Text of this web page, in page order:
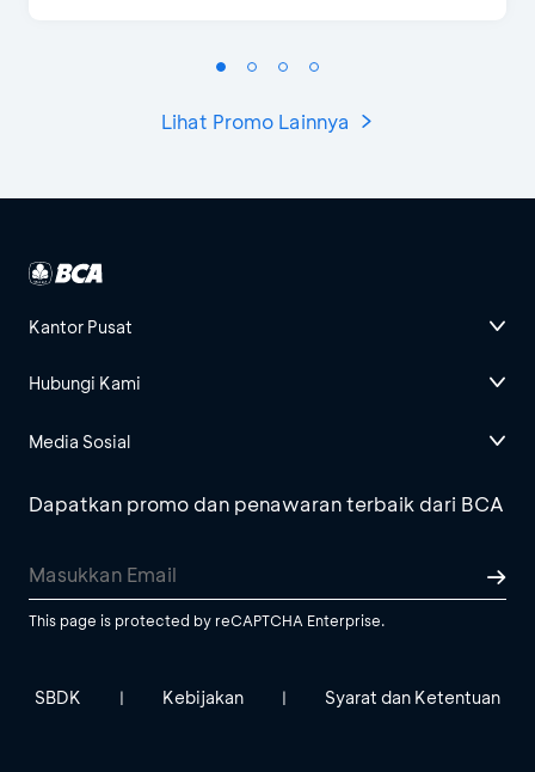
Lihat Promo Lainnya
Kantor Pusat
Hubungi Kami
Media Sosial
Dapatkan promo dan penawaran terbaik dari BCA
This page is protected by reCAPTCHA Enterprise.
SBDK | Kebijakan | Syarat dan Ketentuan